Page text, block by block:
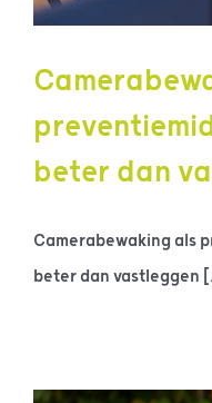
beter dan
Camerabewaking als
beter dan vastleggen